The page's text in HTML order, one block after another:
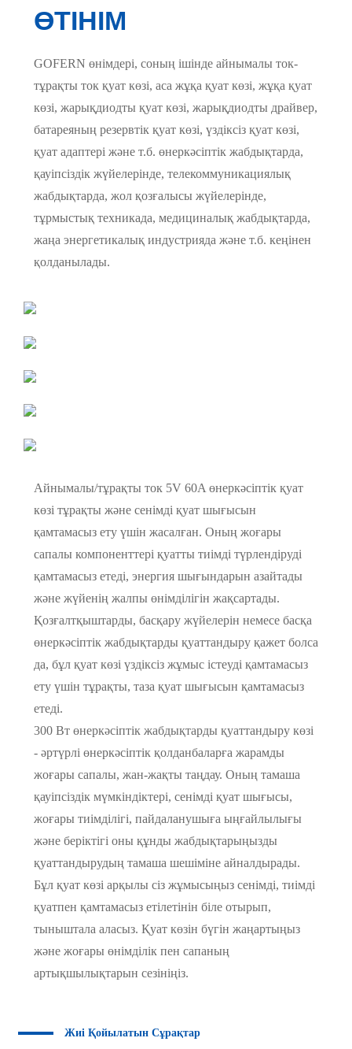
ӨТІНІМ
GOFERN өнімдері, соның ішінде айнымалы ток-
тұрақты ток қуат көзі, аса жұқа қуат көзі, жұқа қуат
көзі, жарықдиодты қуат көзі, жарықдиодты драйвер,
батареяның резервтік қуат көзі, үздіксіз қуат көзі,
қуат адаптері және т.б. өнеркәсіптік жабдықтарда,
қауіпсіздік жүйелерінде, телекоммуникациялық
жабдықтарда, жол қозғалысы жүйелерінде,
тұрмыстық техникада, медициналық жабдықтарда,
жаңа энергетикалық индустрияда және т.б. кеңінен
қолданылады.
Айнымалы/тұрақты ток 5V 60A өнеркәсіптік қуат
көзі тұрақты және сенімді қуат шығысын
қамтамасыз ету үшін жасалған. Оның жоғары
сапалы компоненттері қуатты тиімді түрлендіруді
қамтамасыз етеді, энергия шығындарын азайтады
және жүйенің жалпы өнімділігін жақсартады.
Қозғалтқыштарды, басқару жүйелерін немесе басқа
өнеркәсіптік жабдықтарды қуаттандыру қажет болса
да, бұл қуат көзі үздіксіз жұмыс істеуді қамтамасыз
ету үшін тұрақты, таза қуат шығысын қамтамасыз
етеді.
300 Вт өнеркәсіптік жабдықтарды қуаттандыру көзі
- әртүрлі өнеркәсіптік қолданбаларға жарамды
жоғары сапалы, жан-жақты таңдау. Оның тамаша
қауіпсіздік мүмкіндіктері, сенімді қуат шығысы,
жоғары тиімділігі, пайдаланушыға ыңғайлылығы
және беріктігі оны құнды жабдықтарыңызды
қуаттандырудың тамаша шешіміне айналдырады.
Бұл қуат көзі арқылы сіз жұмысыңыз сенімді, тиімді
қуатпен қамтамасыз етілетінін біле отырып,
тыныштала аласыз. Қуат көзін бүгін жаңартыңыз
және жоғары өнімділік пен сапаның
артықшылықтарын сезініңіз.
Жиі Қойылатын Сұрақтар